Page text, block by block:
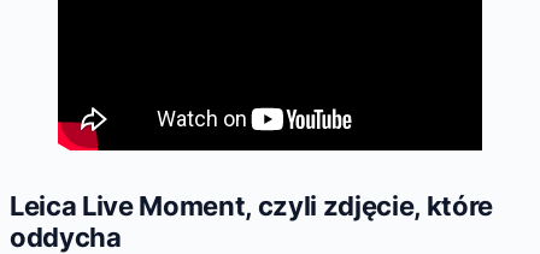
Leica Live Moment, czyli zdjęcie, które
oddycha